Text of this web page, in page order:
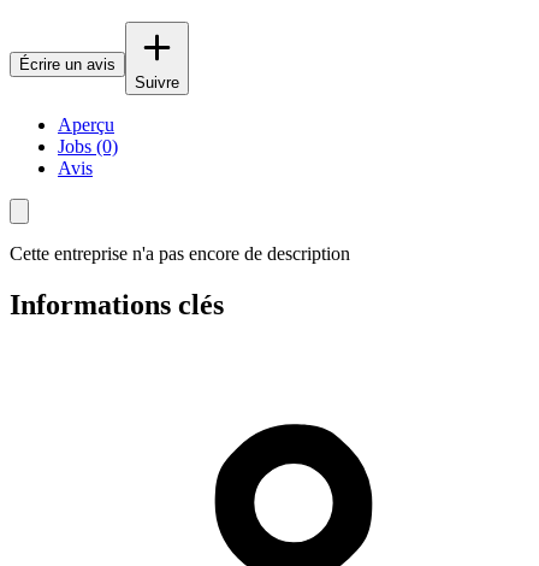
Écrire un avis
Suivre
Aperçu
Jobs (0)
Avis
Cette entreprise n'a pas encore de description
Informations clés